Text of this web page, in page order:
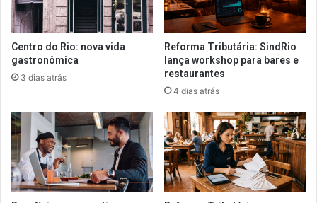
Centro do Rio: nova vida
gastronômica
3 dias atrás
Reforma Tributária: SindRio
lança workshop para bares e
restaurantes
4 dias atrás